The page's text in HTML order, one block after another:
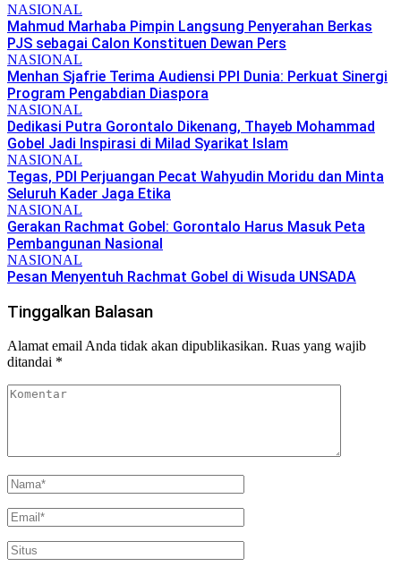
NASIONAL
Mahmud Marhaba Pimpin Langsung Penyerahan Berkas
PJS sebagai Calon Konstituen Dewan Pers
NASIONAL
Menhan Sjafrie Terima Audiensi PPI Dunia: Perkuat Sinergi
Program Pengabdian Diaspora
NASIONAL
Dedikasi Putra Gorontalo Dikenang, Thayeb Mohammad
Gobel Jadi Inspirasi di Milad Syarikat Islam
NASIONAL
Tegas, PDI Perjuangan Pecat Wahyudin Moridu dan Minta
Seluruh Kader Jaga Etika
NASIONAL
Gerakan Rachmat Gobel: Gorontalo Harus Masuk Peta
Pembangunan Nasional
NASIONAL
Pesan Menyentuh Rachmat Gobel di Wisuda UNSADA
Tinggalkan Balasan
Alamat email Anda tidak akan dipublikasikan. Ruas yang wajib
ditandai *